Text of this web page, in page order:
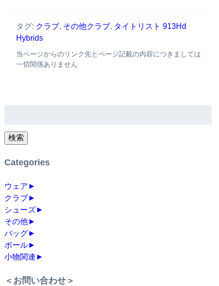
タグ: クラブ, その他クラブ, タイトリスト 913Hd
Hybrids
当ページからのリンク先とページ記載の内容につきましては
一切関係ありません
検索
Categories
ウェア ►
クラブ►
シューズ►
その他►
バッグ►
ボール►
小物関連 ►
＜お問い合わせ＞